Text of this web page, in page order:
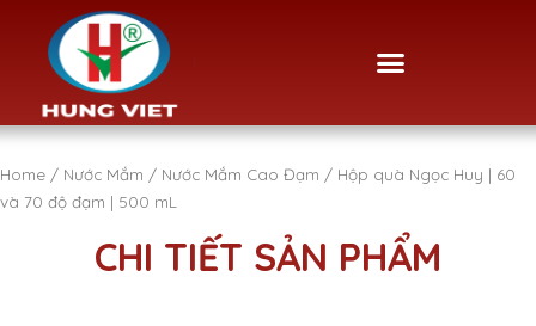
content
Menu
Home / Nước Mắm / Nước Mắm Cao Đạm / Hộp quà Ngọc Huy | 60
và 70 độ đạm | 500 mL
CHI TIẾT SẢN PHẨM